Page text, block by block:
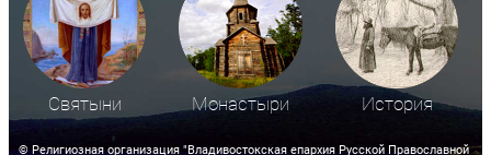
Святыни Монастыри История
© Религиозная организация "Владивостокская епархия Русской Православной